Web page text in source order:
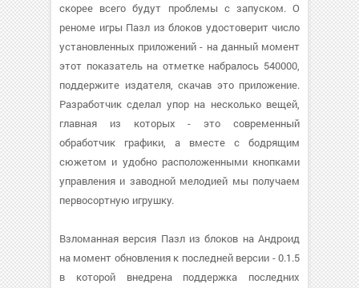
скорее всего будут проблемы с запуском. О
реноме игры Пазл из блоков удостоверит число
установленных приложений - на данный момент
этот показатель на отметке набралось 540000,
поддержите издателя, скачав это приложение.
Разработчик сделал упор на несколько вещей,
главная из которых - это современный
обработчик графики, а вместе с бодрящим
сюжетом и удобно расположенными кнопками
управления и заводной мелодией мы получаем
первосортную игрушку.
Взломанная версия Пазл из блоков на Андроид
на момент обновления к последней версии - 0.1.5
в которой внедрена поддержка последних